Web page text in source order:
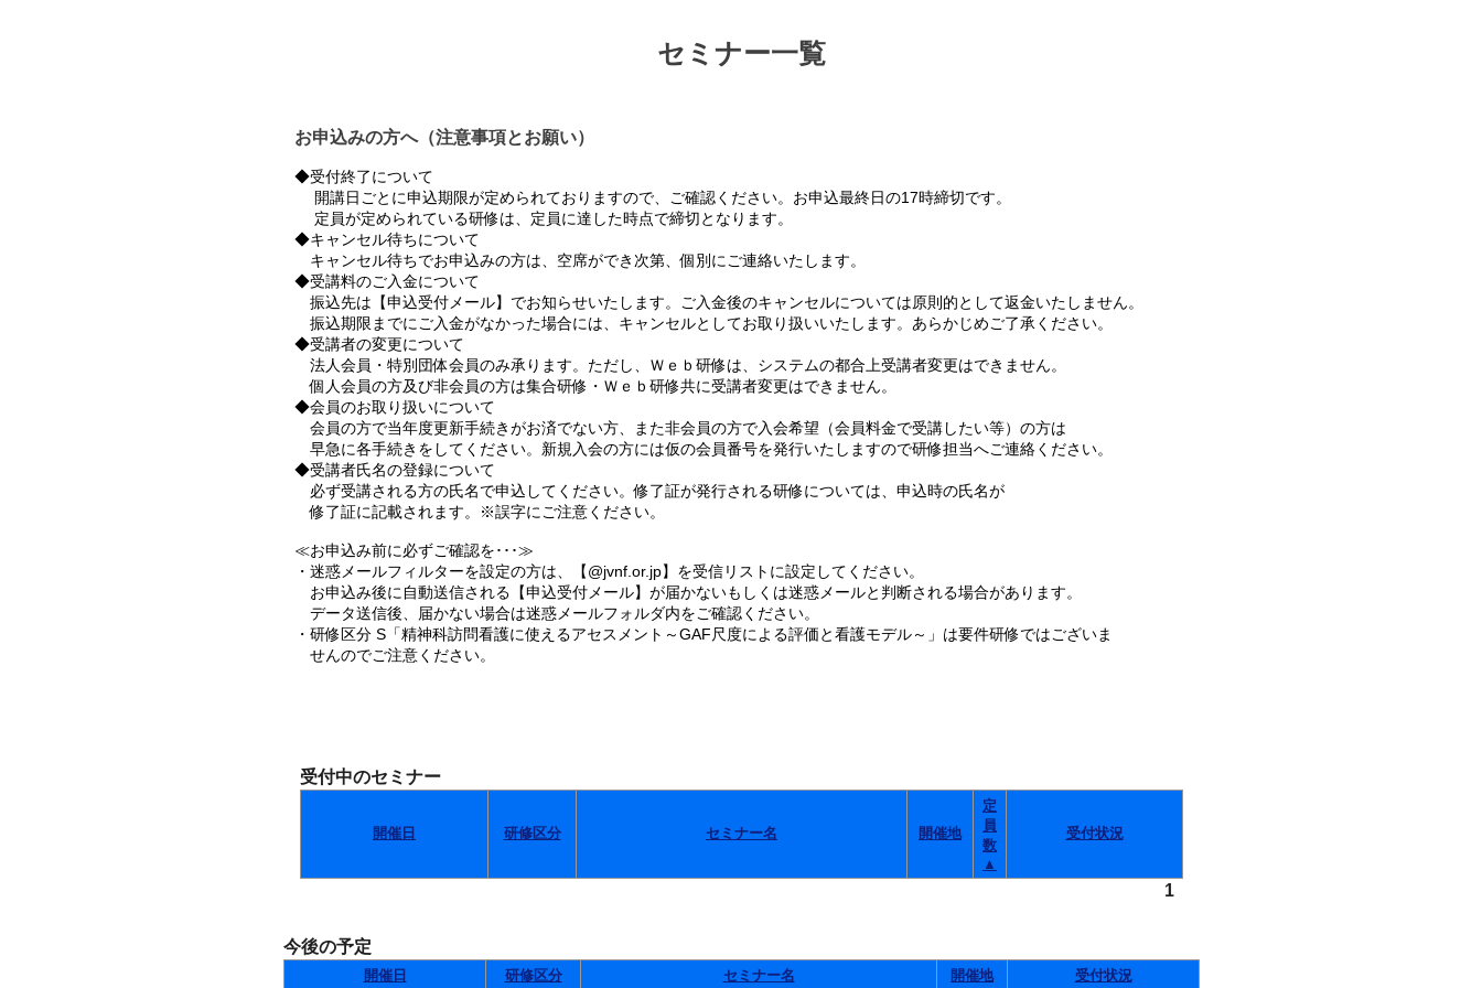
セミナー一覧
お申込みの方へ（注意事項とお願い）
◆受付終了について
開講日ごとに申込期限が定められておりますので、ご確認ください。お申込最終日の17時締切です。
定員が定められている研修は、定員に達した時点で締切となります。
◆キャンセル待ちについて
キャンセル待ちでお申込みの方は、空席ができ次第、個別にご連絡いたします。
◆受講料のご入金について
振込先は【申込受付メール】でお知らせいたします。ご入金後のキャンセルについては原則的として返金いたしません。
振込期限までにご入金がなかった場合には、キャンセルとしてお取り扱いいたします。あらかじめご了承ください。
◆受講者の変更について
法人会員・特別団体会員のみ承ります。ただし、Ｗｅｂ研修は、システムの都合上受講者変更はできません。
個人会員の方及び非会員の方は集合研修・Ｗｅｂ研修共に受講者変更はできません。
◆会員のお取り扱いについて
会員の方で当年度更新手続きがお済でない方、また非会員の方で入会希望（会員料金で受講したい等）の方は
早急に各手続きをしてください。新規入会の方には仮の会員番号を発行いたしますので研修担当へご連絡ください。
◆受講者氏名の登録について
必ず受講される方の氏名で申込してください。修了証が発行される研修については、申込時の氏名が
修了証に記載されます。※誤字にご注意ください。
≪お申込み前に必ずご確認を･･･≫
・迷惑メールフィルターを設定の方は、【@jvnf.or.jp】を受信リストに設定してください。
お申込み後に自動送信される【申込受付メール】が届かないもしくは迷惑メールと判断される場合があります。
データ送信後、届かない場合は迷惑メールフォルダ内をご確認ください。
・研修区分 S「精神科訪問看護に使えるアセスメント～GAF尺度による評価と看護モデル～」は要件研修ではございま
せんのでご注意ください。
受付中のセミナー
開催日 研修区分 セミナー名 開催地
定
員
数
▲
受付状況
1
今後の予定
開催日 研修区分 セミナー名 開催地 受付状況